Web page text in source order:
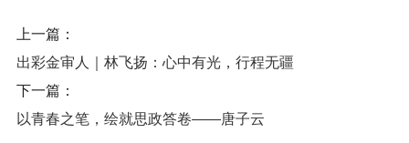
上一篇：
出彩金审人｜林飞扬：心中有光，行程无疆
下一篇：
以青春之笔，绘就思政答卷——唐子云